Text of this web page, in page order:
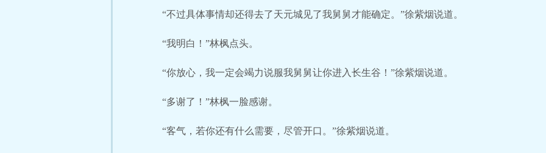
“不过具体事情却还得去了天元城见了我舅舅才能确定。”徐紫烟说道。
“我明白！”林枫点头。
“你放心，我一定会竭力说服我舅舅让你进入长生谷！”徐紫烟说道。
“多谢了！”林枫一脸感谢。
“客气，若你还有什么需要，尽管开口。”徐紫烟说道。